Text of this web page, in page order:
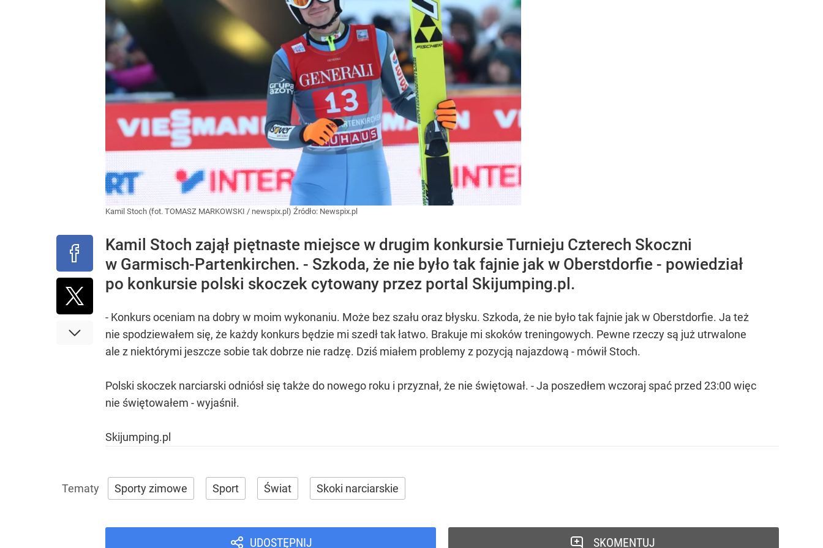
Kamil Stoch (fot. TOMASZ MARKOWSKI / newspix.pl) Źródło: Newspix.pl
Kamil Stoch zajął piętnaste miejsce w drugim konkursie Turnieju Czterech Skoczni
w Garmisch-Partenkirchen. - Szkoda, że nie było tak fajnie jak w Oberstdorfie - powiedział
po konkursie polski skoczek cytowany przez portal Skijumping.pl.
- Konkurs oceniam na dobry w moim wykonaniu. Może bez szału oraz błysku. Szkoda, że nie było tak fajnie jak w Oberstdorfie. Ja też
nie spodziewałem się, że każdy konkurs będzie mi szedł tak łatwo. Brakuje mi skoków treningowych. Pewne rzeczy są już utrwalone
ale z niektórymi jeszcze sobie tak dobrze nie radzę. Dziś miałem problemy z pozycją najazdową - mówił Stoch.
Polski skoczek narciarski odniósł się także do nowego roku i przyznał, że nie świętował. - Ja poszedłem wczoraj spać przed 23:00 więc
nie świętowałem - wyjaśnił.
Skijumping.pl
Sporty zimowe Sport Świat Skoki narciarskie
UDOSTĘPNIJ SKOMENTUJ